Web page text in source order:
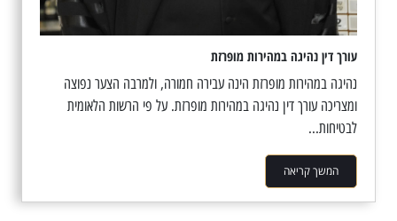
עורך דין נהיגה במהירות מופרזת
נהיגה במהירות מופרזת הינה עבירה חמורה, ולמרבה הצער נפוצה
ומצריכה עורך דין נהיגה במהירות מופרזת. על פי הרשות הלאומית
לבטיחות...
המשך קריאה